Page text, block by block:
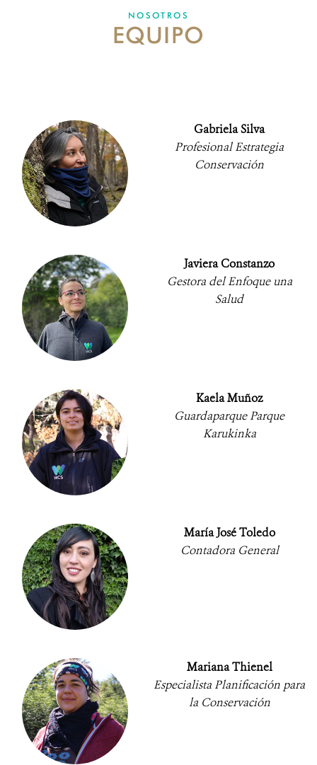
NOSOTROS
NOSOTROS
EQUIPO
Gabriela Silva
Profesional Estrategia
Conservación
Javiera Constanzo
Gestora del Enfoque una
Salud
Kaela Muñoz
Guardaparque Parque
Karukinka
María José Toledo
Contadora General
Mariana Thienel
Especialista Planificación para
la Conservación